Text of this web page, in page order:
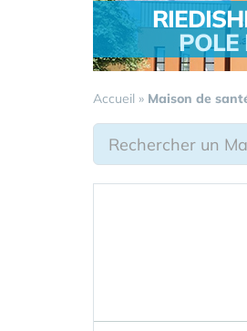
POLE
Accueil » Maison de